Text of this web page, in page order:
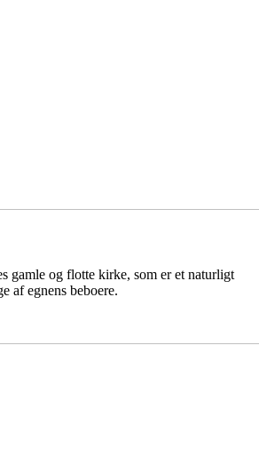
gamle og flotte kirke, som er et naturligt
af egnens beboere.